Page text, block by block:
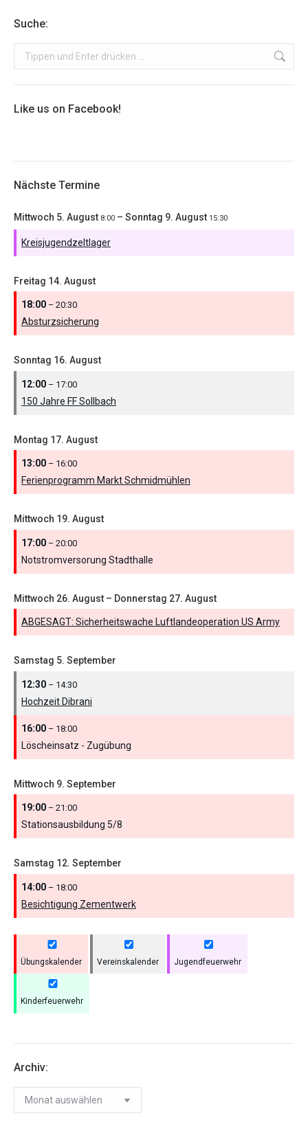
Suche:
Search:
Like us on Facebook!
Nächste Termine
Mittwoch 5. August 8:00 – Sonntag 9. August 15:30
Kreisjugendzeltlager
Freitag 14. August
18:00 – 20:30
Absturzsicherung
Sonntag 16. August
12:00 – 17:00
150 Jahre FF Sollbach
Montag 17. August
13:00 – 16:00
Ferienprogramm Markt Schmidmühlen
Mittwoch 19. August
17:00 – 20:00
Notstromversorung Stadthalle
Mittwoch 26. August – Donnerstag 27. August
ABGESAGT: Sicherheitswache Luftlandeoperation US Army
Samstag 5. September
12:30 – 14:30
Hochzeit Dibrani
16:00 – 18:00
Löscheinsatz - Zugübung
Mittwoch 9. September
19:00 – 21:00
Stationsausbildung 5/8
Samstag 12. September
14:00 – 18:00
Besichtigung Zementwerk
Übungskalender Vereinskalender Jugendfeuerwehr
Kinderfeuerwehr
Archiv:
Archiv: